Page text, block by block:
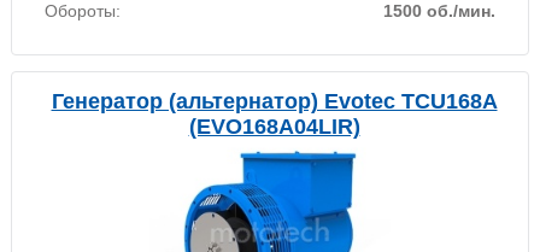
Обороты:
1500 об./мин.
Генератор (альтернатор) Evotec TCU168A
(EVO168A04LIR)